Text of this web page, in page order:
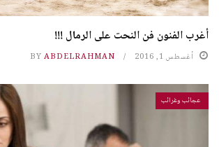
أغرب الفنون فن النحت على الرمال !!!
أغسطس 1, 2016 BY ABDELRAHMAN
عجائب وغرائب